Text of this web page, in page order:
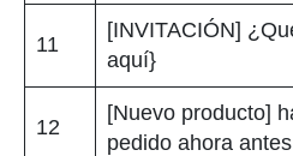
11
[INVITACIÓN]
aquí}
12
[Nuevo producto]
pedido ahora